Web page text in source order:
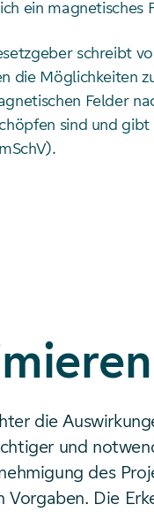
ein magnetisches
schreibt
die Möglichkeiten
Felder
sind und
die
und
des
Die